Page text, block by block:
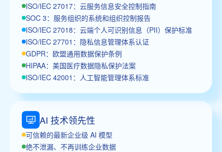
ISO/IEC 27017：云服务信息安全控制指南
SOC 3：服务组织的系统和组织控制报告
ISO/IEC 27018：云端个人可识别信息（PII）保护标准
ISO/IEC 27701：隐私信息管理体系认证
GDPR：欧盟通用数据保护条例
HIPAA：美国医疗数据隐私保护法案
ISO/IEC 42001：人工智能管理体系标准
AI 技术领先性
可信赖的最新企业级 AI 模型
绝不泄漏、不再训练企业数据